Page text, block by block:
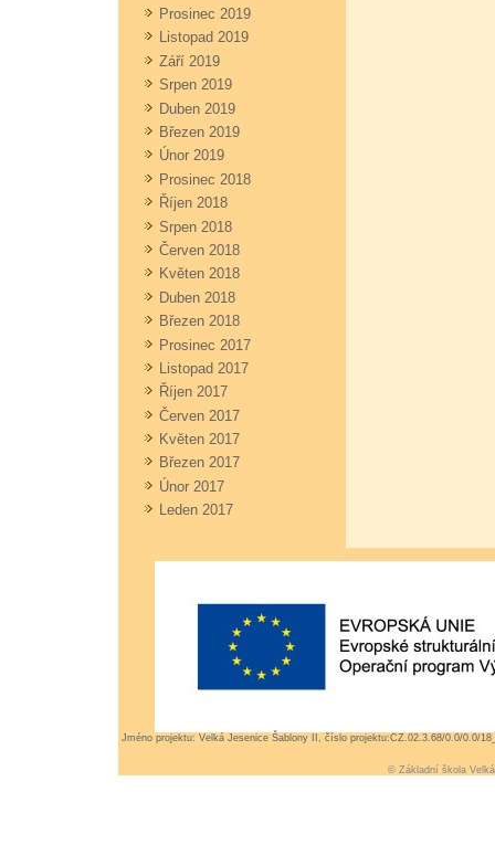
Prosinec 2019
Listopad 2019
Září 2019
Srpen 2019
Duben 2019
Březen 2019
Únor 2019
Prosinec 2018
Říjen 2018
Srpen 2018
Červen 2018
Květen 2018
Duben 2018
Březen 2018
Prosinec 2017
Listopad 2017
Říjen 2017
Červen 2017
Květen 2017
Březen 2017
Únor 2017
Leden 2017
Jméno projektu: Velká Jesenice Šablony II, číslo projektu:CZ.02.3.68/0.0/0.0/
© Základní škola